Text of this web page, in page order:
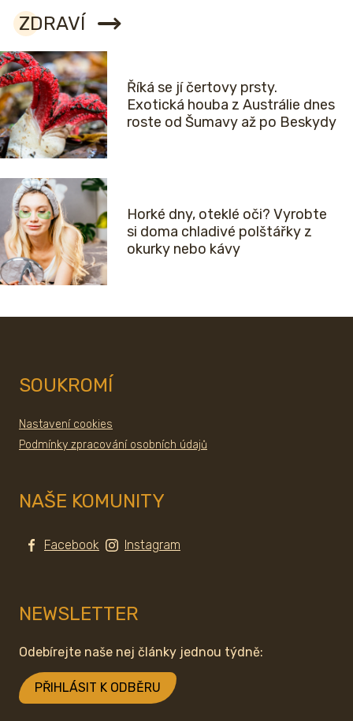
ZDRAVÍ
Říká se jí čertovy prsty.
Exotická houba z Austrálie dnes
roste od Šumavy až po Beskydy
Horké dny, oteklé oči? Vyrobte
si doma chladivé polštářky z
okurky nebo kávy
SOUKROMÍ
Nastavení cookies
Podmínky zpracování osobních údajů
NAŠE KOMUNITY
Facebook Instagram
NEWSLETTER
Odebírejte naše nej články jednou týdně:
PŘIHLÁSIT K ODBĚRU